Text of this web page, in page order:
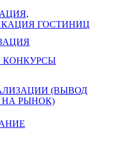
ГОСТИНИЦ
КОНКУРСЫ
(ВЫВОД
РЫНОК)